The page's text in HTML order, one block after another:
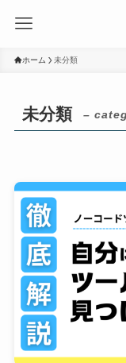
ホーム 未分類
未分類 –